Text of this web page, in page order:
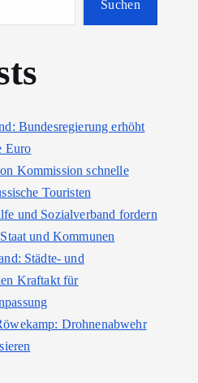
Suchen
Bundesregierung erhöht
Euro
Kommission schnelle
Touristen
und Sozialverband fordern
und Kommunen
Städte- und
Kraftakt für
Drohnenabwehr